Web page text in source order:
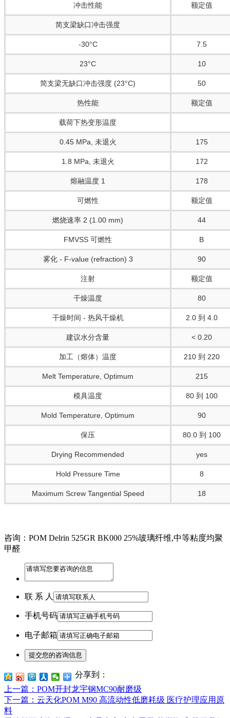
冲击性能 额定值
简支梁缺口冲击强度
-30°C 7.5
23°C 10
简支梁无缺口冲击强度 (23°C) 50
热性能 额定值
载荷下热变形温度
0.45 MPa, 未退火 175
1.8 MPa, 未退火 172
熔融温度 1 178
可燃性 额定值
燃烧速率 2 (1.00 mm) 44
FMVSS 可燃性 B
雾化 - F-value (refraction) 3 90
注射 额定值
干燥温度 80
干燥时间 - 热风干燥机 2.0 到 4.0
建议水分含量 < 0.20
加工（熔体）温度 210 到 220
Melt Temperature, Optimum 215
模具温度 80 到 100
Mold Temperature, Optimum 90
保压 80.0 到 100
Drying Recommended yes
Hold Pressure Time 8
Maximum Screw Tangential Speed 18
咨询：POM Delrin 525GR BK000 25%玻璃纤维,中等粘度均聚
甲醛
联 系 人
手机号码
电子邮箱
分享到：
上一篇 ：POM开封龙宇钢MC90耐磨级
下一篇 ：云天化POM M90 高流动性低磨耗级 医疗护理应用原
料